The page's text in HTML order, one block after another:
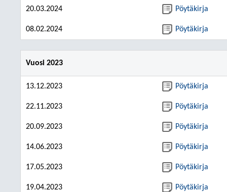
20.03.2024 Pöytäkirja
08.02.2024 Pöytäkirja
Vuosi 2023
13.12.2023 Pöytäkirja
22.11.2023 Pöytäkirja
20.09.2023 Pöytäkirja
14.06.2023 Pöytäkirja
17.05.2023 Pöytäkirja
19.04.2023 Pöytäkirja